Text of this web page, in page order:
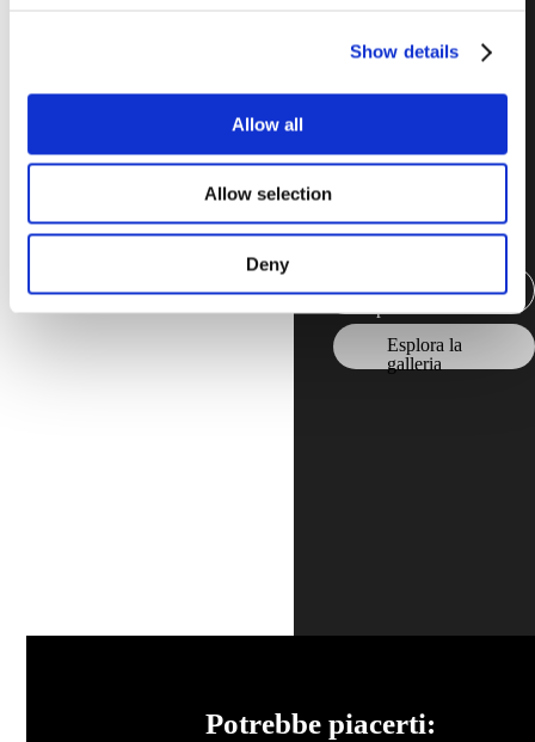
Show details
Allow all
Allow selection
Deny
interne o pareti divisorie
che massimizzano il
passaggio della luce da
design che aggiungono
carattere e colore.
Vedi tutti i
Esplora la
galleria
Potrebbe piacerti: